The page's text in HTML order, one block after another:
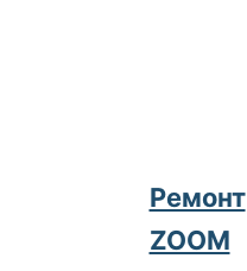
Ремонт
ZOOM